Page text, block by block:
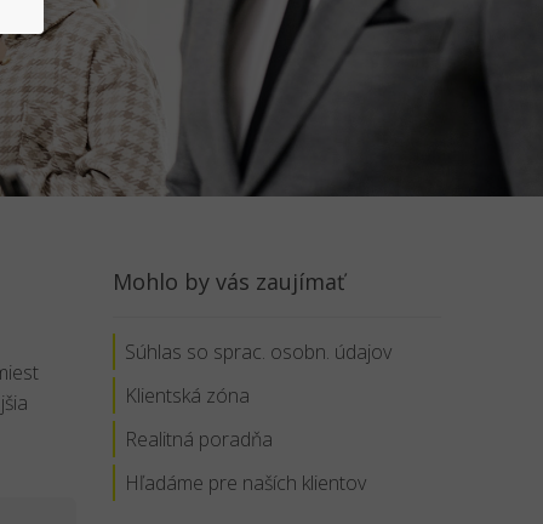
Mohlo by vás zaujímať
Súhlas so sprac. osobn. údajov
Klientská zóna
Realitná poradňa
Hľadáme pre naších klientov